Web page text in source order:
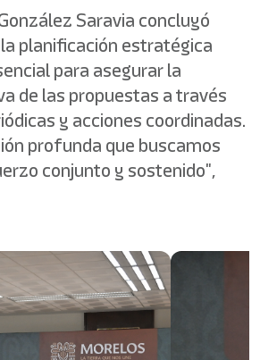
Saravia concluyó
planificación estratégica
para asegurar la
de las propuestas a través
y acciones coordinadas.
profunda que buscamos
conjunto y sostenido",